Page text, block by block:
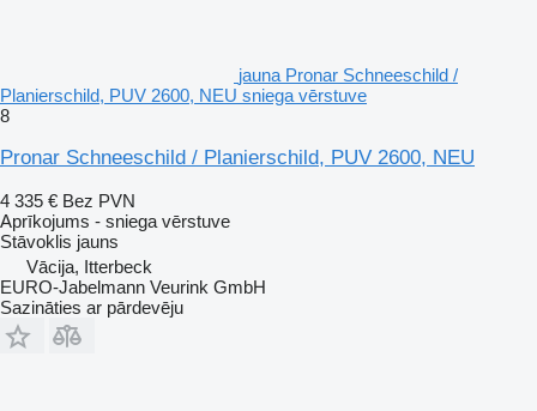
jauna Pronar Schneeschild /
Planierschild, PUV 2600, NEU sniega vērstuve
8
Pronar Schneeschild / Planierschild, PUV 2600, NEU
4 335 € Bez PVN
Aprīkojums - sniega vērstuve
Stāvoklis jauns
Vācija, Itterbeck
EURO-Jabelmann Veurink GmbH
Sazināties ar pārdevēju